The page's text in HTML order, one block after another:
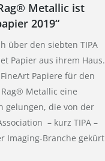
Metallic ist
2019“
über den siebten TIPA
Papier aus ihrem Haus.
Papiere für den
Metallic eine
gelungen, die von der
– kurz TIPA –
Imaging-Branche gekürt